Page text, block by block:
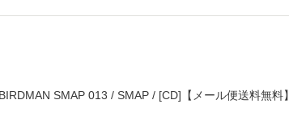
SMAP 013 / SMAP / [CD]【メール便送料無料】